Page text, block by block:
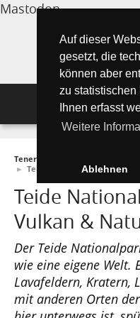
Auf dieser
gesetzt, die
können aber
zu statistischen
Ihnen erfasst
Weitere
Ablehnen
Mastodon
Tipps
Must
Teide
Santa
Teno-
Playa
Playa
El
Orte
Die
Teneriffa Inselmagazin ONLINE
► Teide Nationalpark
Teide
Vulkan &
Der Teide
wie eine eigene Welt.
Lavafeldern, Kratern,
mit anderen Orten